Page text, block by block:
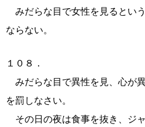
みだらな目で女性を見るとい
ならない。
１０８．
みだらな目で異性を見、心が
を罰しなさい。
その日の夜は食事を抜き、ジ